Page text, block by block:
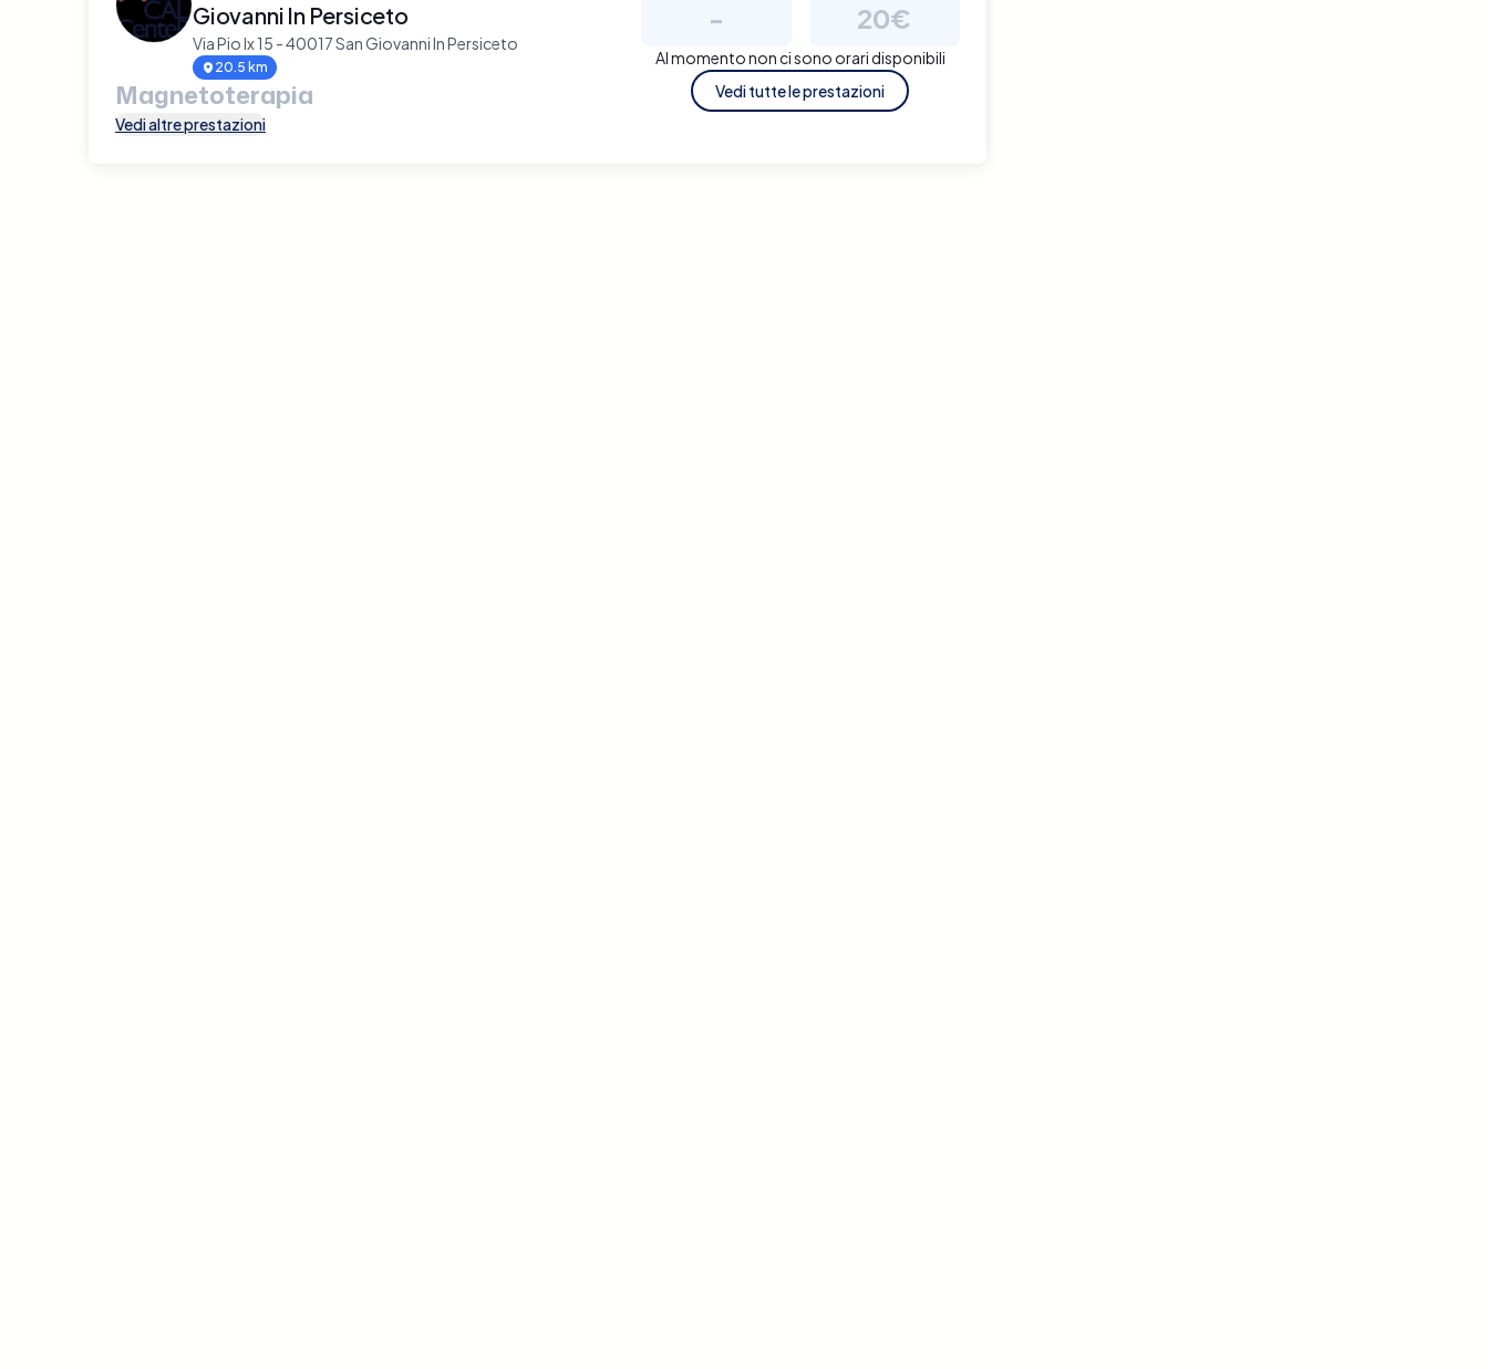
Giovanni In Persiceto
Via Pio Ix 15 - 40017 San Giovanni In Persiceto
20.5 km
Magnetoterapia
Vedi altre prestazioni
- 20€
Al momento non ci sono orari disponibili
Vedi tutte le prestazioni